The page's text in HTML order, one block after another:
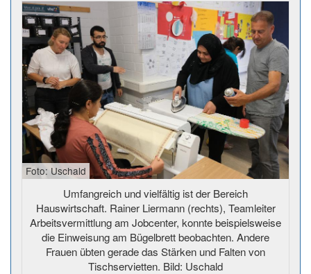
Foto: Uschald
Umfangreich und vielfältig ist der Bereich
Hauswirtschaft. Rainer Liermann (rechts), Teamleiter
Arbeitsvermittlung am Jobcenter, konnte beispielsweise
die Einweisung am Bügelbrett beobachten. Andere
Frauen übten gerade das Stärken und Falten von
Tischservietten. Bild: Uschald